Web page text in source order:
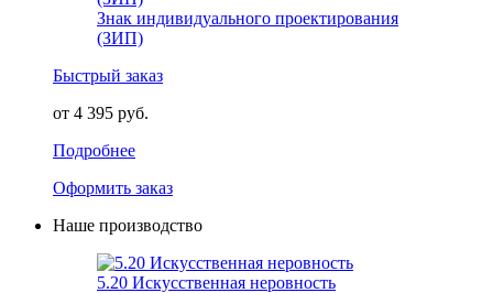
Знак индивидуального проектирования
(ЗИП)
Быстрый заказ
от 4 395 руб.
Подробнее
Оформить заказ
Наше производство
5.20 Искусственная неровность